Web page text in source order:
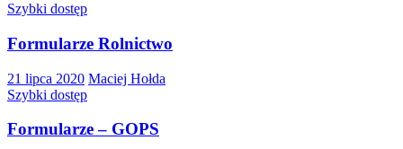
Szybki dostęp
Formularze Rolnictwo
21 lipca 2020 Maciej Hołda
Szybki dostęp
Formularze – GOPS